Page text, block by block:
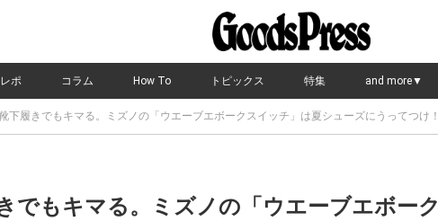
ポ コラム How To トピックス 特集 and more▼
下履きでもキマる。ミズノの「ウエーブエボークスイッチ」は夏シューズにうってつけ！
でもキマる。ミズノの「ウエーブエボーク